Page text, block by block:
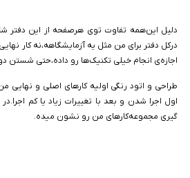
درکل دفتر برای من مثل یه آزمایشگاهه،نه کار
اجازه‌ی انجام خیلی تکنیک‌ها رو داده،حتی شستن
طراحی و اتود رنگی اولیه کارهای اصلی و نهایی
گیری مجموعه‌کارهای من رو نشون میده.